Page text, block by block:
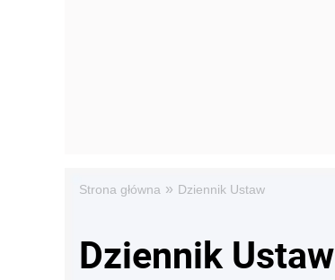
Strona główna » Dziennik Ustaw
Dziennik Ustaw